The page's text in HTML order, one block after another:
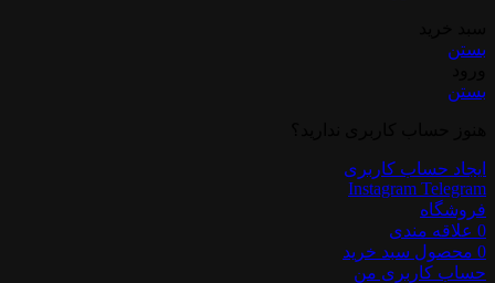
بستن
بستن
ایجاد حساب کاربری
Instagram Telegram
فروشگاه
0 علاقه مندی
0 محصول سبد خرید
حساب کاربری من